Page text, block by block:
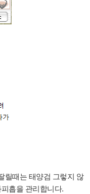
릴때는 태양검 그렇지 않
흡을 관리합니다.